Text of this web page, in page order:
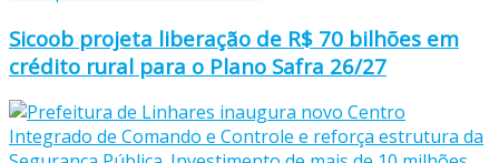
Sicoob projeta liberação de R$ 70 bilhões em
crédito rural para o Plano Safra 26/27